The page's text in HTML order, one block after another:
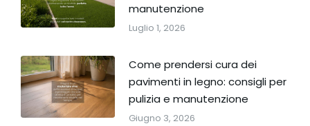
manutenzione
Luglio 1, 2026
Come prendersi cura dei
pavimenti in legno: consigli per
pulizia e manutenzione
Giugno 3, 2026